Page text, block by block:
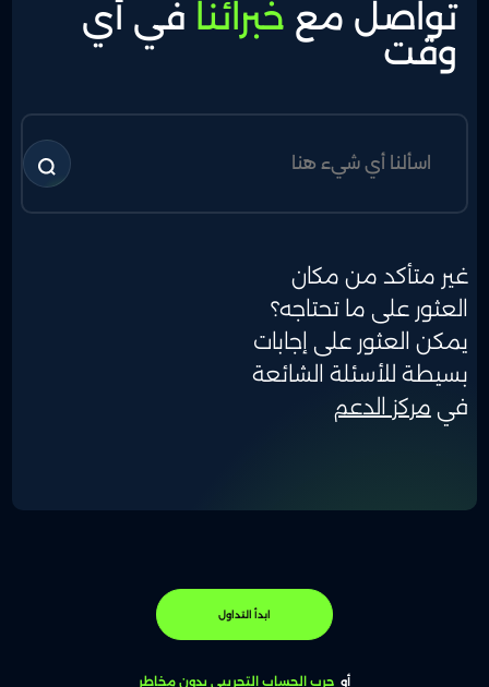
تواصل مع خبرائنا في أي
وقت
غير متأكد من مكان
العثور على ما تحتاجه؟
يمكن العثور على إجابات
بسيطة للأسئلة الشائعة
في مركز الدعم
ابدأ التداول
أو جرب الحساب التجريبي بدون مخاطر